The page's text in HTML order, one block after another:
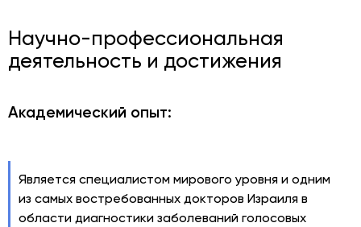
Научно-профессиональная
деятельность и достижения
Академический опыт:
Является специалистом мирового уровня и одним
из самых востребованных докторов Израиля в
области диагностики заболеваний голосовых